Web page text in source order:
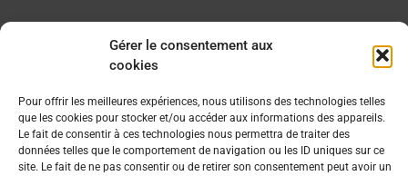
Gérer le consentement aux
cookies
Pour offrir les meilleures expériences, nous utilisons des technologies telles
que les cookies pour stocker et/ou accéder aux informations des appareils.
Le fait de consentir à ces technologies nous permettra de traiter des
données telles que le comportement de navigation ou les ID uniques sur ce
site. Le fait de ne pas consentir ou de retirer son consentement peut avoir un